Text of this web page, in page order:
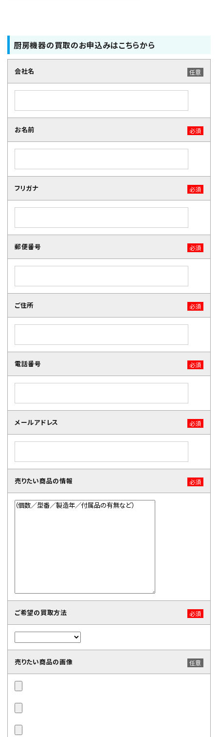
厨房機器の買取のお申込みはこちらから
会社名 任意
お名前 必須
フリガナ 必須
郵便番号 必須
ご住所 必須
電話番号 必須
メールアドレス 必須
売りたい商品の情報 必須
ご希望の買取方法 必須
売りたい商品の画像 任意